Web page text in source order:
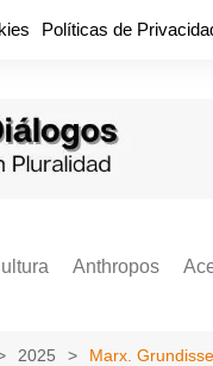
Políticas de
Anthropos
2025 Marx.